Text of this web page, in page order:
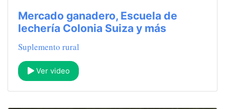
Mercado ganadero, Escuela de
lechería Colonia Suiza y más
Suplemento rural
Ver video